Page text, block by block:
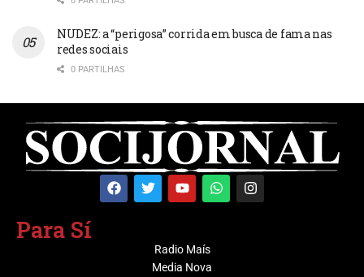
NUDEZ: a “perigosa” corrida em busca de fama nas
redes sociais
0 PARTILHAS
Para Sí
Radio Maís
Media Nova